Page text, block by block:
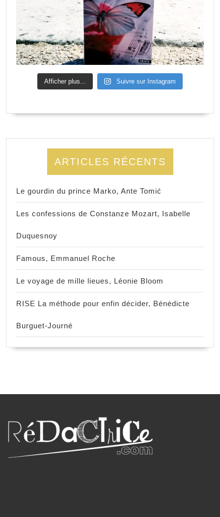
Afficher plus... Suivre sur Instagram
ARTICLES RÉCENTS
Le gourdin du prince Marko, Ante Tomić
Les confessions de Constanze Mozart, Isabelle
Duquesnoy
Famous, Emmanuel Roche
Le voyage de mille lieues, Léonie Bloom
RISE La méthode pour enfin décider, Bénédicte
Burguet-Journé